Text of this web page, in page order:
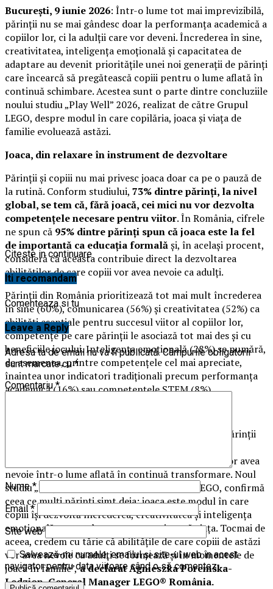
București, 9 iunie 2026: Într-o lume tot mai imprevizibilă,
părinții nu se mai gândesc doar la performanța academică a
copiilor lor, ci la adulții care vor deveni. Încrederea în sine,
creativitatea, inteligența emoțională și capacitatea de
adaptare au devenit prioritățile unei noi generații de părinți
care încearcă să pregătească copiii pentru o lume aflată în
continuă schimbare. Acestea sunt o parte dintre concluziile
noului studiu „Play Well” 2026, realizat de către Grupul
LEGO, despre modul în care copilăria, joaca și viața de
familie evoluează astăzi.
Joaca, din relaxare în instrument de dezvoltare
Părinții și copiii nu mai privesc joaca doar ca pe o pauză de
la rutină. Conform studiului, 73% dintre părinți, la nivel
global, se tem că, fără joacă, cei mici nu vor dezvolta
competențele necesare pentru viitor. În România, cifrele
ne spun că 95% dintre părinți spun că joaca este la fel
de importantă ca educația formalăși, în același procent,
consideră că aceasta contribuie direct la dezvoltarea
abilităților de care copiii vor avea nevoie ca adulți.
Părinții din România prioritizează tot mai mult încrederea
în sine (60%), comunicarea (56%) și creativitatea (52%) ca
abilități esențiale pentru succesul viitor al copiilor lor,
competențe pe care părinții le asociază tot mai des și cu
beneficiile jocului. Inteligența emoțională (28%) se numără,
de asemenea, printre competențele cel mai apreciate,
înaintea unor indicatori tradiționali precum performanța
academică (16%) sau competențele STEM (8%).
„Conversația despre copilărie și viitor se schimbă. Părinții
competențele socio-emoționale de care copiii lor vor avea
nevoie într-o lume aflată în continuă transformare. Noul
studiu „Play Well” 2026, realizat de Grupul LEGO, confirmă
ceea ce mulți părinți simt deja: joaca este modul în care
copiii își dezvoltă încrederea, creativitatea și inteligența
emoțională pe care le vor purta cu ei toată viața. Tocmai de
aceea, credem cu tărie că abilitățile de care copiii de astăzi
vor avea nevoie ca adulți se formează și în momentele de
joacă în familie”,a declarat Agnieszka Poremska-
Ledzion, General Manager LEGO® România.
Citeste in continuare
Iti recomandam
Comenteaza si tu
Leave a Reply
Adresa ta de email nu va fi publicată. Câmpurile obligatorii
sunt marcate cu*
Comentariu*
Nume*
Email*
Site web
Salvează-mi numele, emailul și site-ul web în acest
navigator pentru data viitoare când o să comentez.